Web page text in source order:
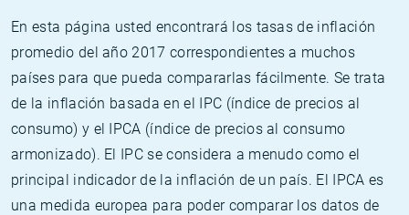
En esta página usted encontrará los tasas de inflación
promedio del año 2017 correspondientes a muchos
países para que pueda compararlas fácilmente. Se trata
de la inflación basada en el IPC (índice de precios al
consumo) y el IPCA (índice de precios al consumo
armonizado). El IPC se considera a menudo como el
principal indicador de la inflación de un país. El IPCA es
una medida europea para poder comparar los datos de